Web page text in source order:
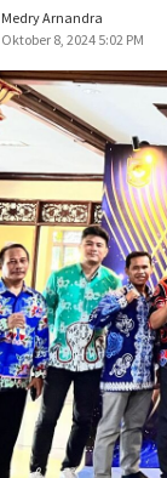
Medry Arnandra
Oktober 8, 2024 5:02 PM